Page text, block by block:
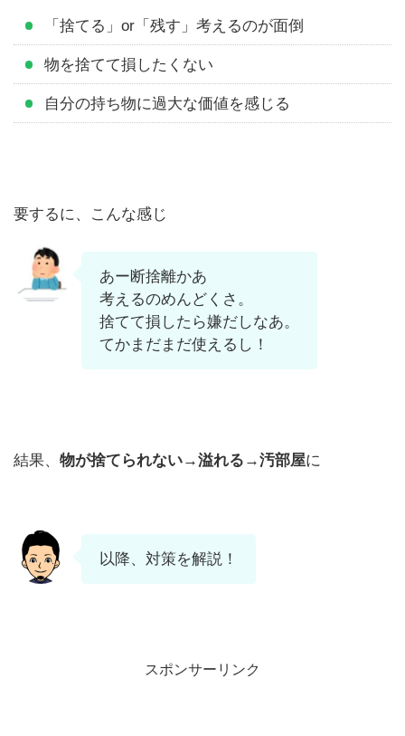
「捨てる」or「残す」考えるのが面倒
物を捨てて損したくない
自分の持ち物に過大な価値を感じる
要するに、こんな感じ
あー断捨離かあ
考えるのめんどくさ。
捨てて損したら嫌だしなあ。
てかまだまだ使えるし！
結果、 物が捨てられない→溢れる→汚部屋に
以降、対策を解説！
スポンサーリンク